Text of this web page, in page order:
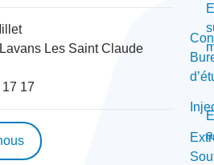
Les Saint Claude
17